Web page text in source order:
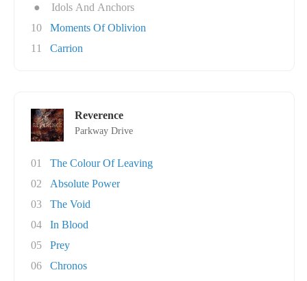
●
Idols And Anchors
10
Moments Of Oblivion
11
Carrion
Reverence
Parkway Drive
01
The Colour Of Leaving
02
Absolute Power
03
The Void
04
In Blood
05
Prey
06
Chronos